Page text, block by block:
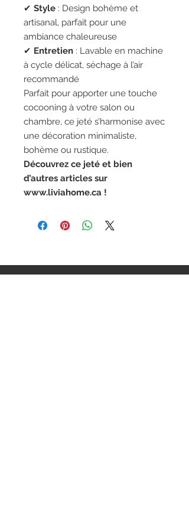
✔ Style : Design bohème et
artisanal, parfait pour une
ambiance chaleureuse
✔ Entretien : Lavable en machine
à cycle délicat, séchage à l’air
recommandé
Parfait pour apporter une touche
cocooning à votre salon ou
chambre, ce jeté s’harmonise avec
une décoration minimaliste,
bohème ou rustique.
Découvrez ce jeté et bien
d’autres articles sur
www.liviahome.ca !